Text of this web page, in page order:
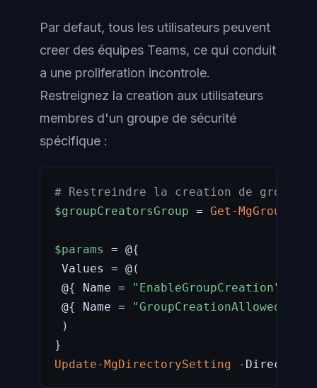
Par defaut, tous les utilisateurs peuvent
creer des équipes Teams, ce qui conduit
a une proliferation incontrole.
Restreignez la creation aux utilisateurs
membres d'un groupe de sécurité
spécifique :
# Restreindre la creation de
$groupCreatorsGroup = Get-MgGroup
$params = @{
Values = @(
@{ Name = "EnableGroupCreation"
@{ Name =
)
}
Update-MgDirectorySetting
-